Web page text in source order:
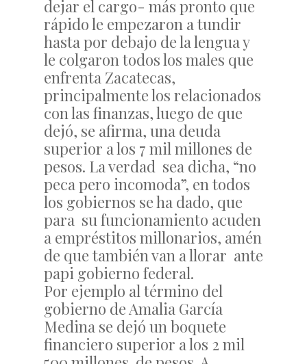
dejar el cargo- más pronto que
rápido le empezaron a tundir
hasta por debajo de la lengua y
le colgaron todos los males que
enfrenta Zacatecas,
principalmente los relacionados
con las finanzas, luego de que
dejó, se afirma, una deuda
superior a los 7 mil millones de
pesos. La verdad sea dicha, “no
peca pero incomoda”, en todos
los gobiernos se ha dado, que
para su funcionamiento acuden
a empréstitos millonarios, amén
de que también van a llorar ante
papi gobierno federal.
Por ejemplo al término del
gobierno de Amalia García
Medina se dejó un boquete
financiero superior a los 2 mil